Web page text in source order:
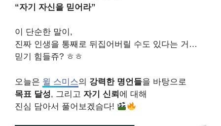
“자기 자신을 믿어라”
이 단순한 말이,
진짜 인생을 통째로 뒤집어버릴 수도 있다는 거…
믿기 힘들쥬? ㅎㅎ
오늘은 윌 스미스의 강력한 명언들을 바탕으로
목표 달성, 그리고 자기 신뢰 에 대해
진심 담아서 풀어보겠슴다!